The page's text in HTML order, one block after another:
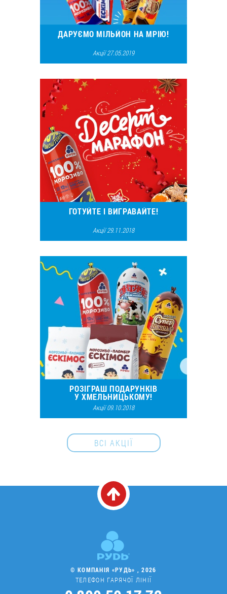
ДАРУЄМО МІЛЬЙОН НА МРІЮ!
Акції 27.05.2019
ГОТУЙТЕ І ВИГРАВАЙТЕ!
Акції 29.11.2018
РОЗІГРАШ ПОДАРУНКІВ
У ХМЕЛЬНИЦЬКОМУ!
Акції 09.10.2018
ВСІ АКЦІЇ
© КОМПАНІЯ «РУДЬ» , 2026
ТЕЛЕФОН ГАРЯЧОЇ ЛІНІЇ